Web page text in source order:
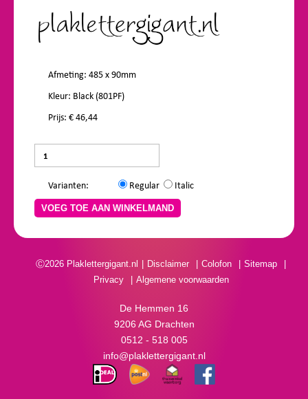
Afmeting: 485 x 90mm
Kleur: Black (801PF)
Prijs: € 46,44
Varianten: Regular Italic
VOEG TOE AAN WINKELMAND
Ⓒ2026 Plaklettergigant.nl Disclaimer Colofon
Sitemap
Privacy
Algemene voorwaarden
De Hemmen 16
9206 AG Drachten
0512 - 518 005
info@plaklettergigant.nl